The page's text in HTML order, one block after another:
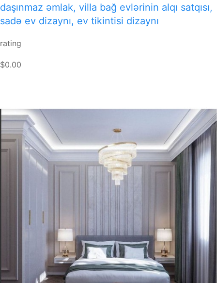
daşınmaz əmlak, villa bağ evlərinin alqı satqısı,
sadə ev dizaynı, ev tikintisi dizaynı
rating
$0.00